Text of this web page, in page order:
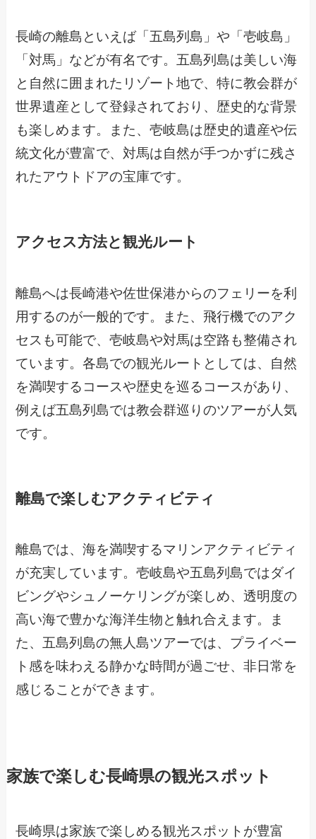
長崎の離島といえば「五島列島」や「壱岐島」
「対馬」などが有名です。五島列島は美しい海
と自然に囲まれたリゾート地で、特に教会群が
世界遺産として登録されており、歴史的な背景
も楽しめます。また、壱岐島は歴史的遺産や伝
統文化が豊富で、対馬は自然が手つかずに残さ
れたアウトドアの宝庫です。
アクセス方法と観光ルート
離島へは長崎港や佐世保港からのフェリーを利
用するのが一般的です。また、飛行機でのアク
セスも可能で、壱岐島や対馬は空路も整備され
ています。各島での観光ルートとしては、自然
を満喫するコースや歴史を巡るコースがあり、
例えば五島列島では教会群巡りのツアーが人気
です。
離島で楽しむアクティビティ
離島では、海を満喫するマリンアクティビティ
が充実しています。壱岐島や五島列島ではダイ
ビングやシュノーケリングが楽しめ、透明度の
高い海で豊かな海洋生物と触れ合えます。ま
た、五島列島の無人島ツアーでは、プライベー
ト感を味わえる静かな時間が過ごせ、非日常を
感じることができます。
家族で楽しむ長崎県の観光スポット
長崎県は家族で楽しめる観光スポットが豊富